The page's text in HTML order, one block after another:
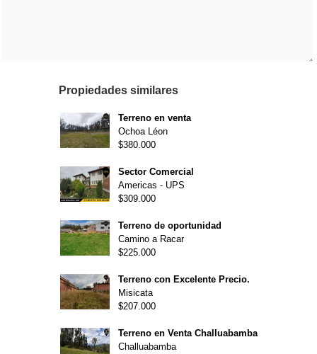
Propiedades similares
Terreno en venta
Ochoa Léon
$380.000
Sector Comercial
Americas - UPS
$309.000
Terreno de oportunidad
Camino a Racar
$225.000
Terreno con Excelente Precio.
Misicata
$207.000
Terreno en Venta Challuabamba
Challuabamba